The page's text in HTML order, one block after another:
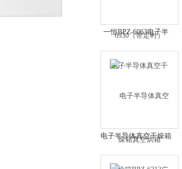
一恒BPZ-6063电子半
箱
电子半导体真空干燥箱